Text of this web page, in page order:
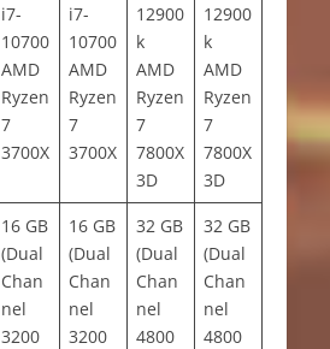
i7-
10700
AMD
Ryzen
7
3700X
i7-
10700
AMD
Ryzen
7
3700X
12900
k
AMD
Ryzen
7
7800X
3D
12900
k
AMD
Ryzen
7
7800X
3D
16 GB
(Dual
Chan
nel
3200
16 GB
(Dual
Chan
nel
3200
32 GB
(Dual
Chan
nel
4800
32 GB
(Dual
Chan
nel
4800